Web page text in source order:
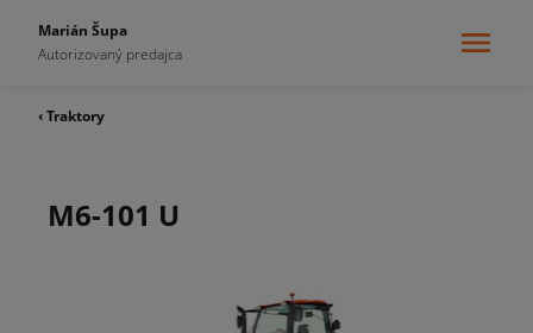
Marián Šupa
Autorizovaný predajca
‹ Traktory
M6-101 U